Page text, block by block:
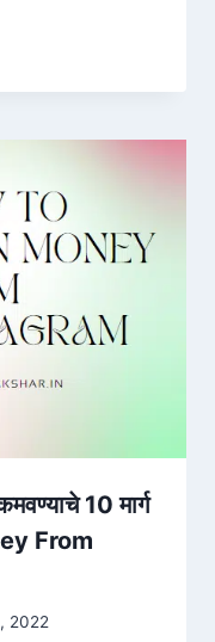
10 मार्ग
From
2022